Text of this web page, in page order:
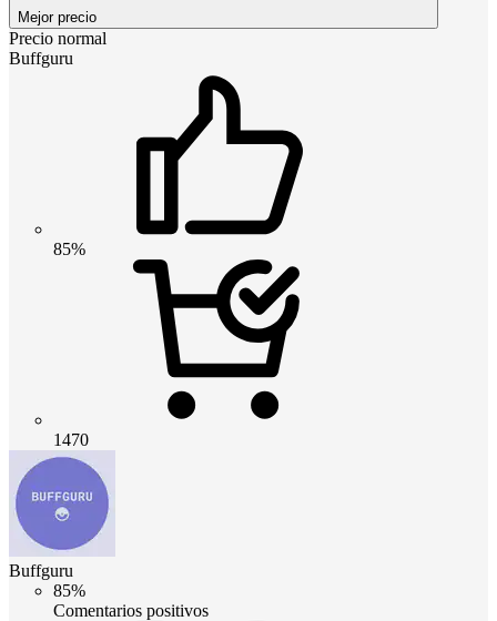
Mejor precio
Precio normal
Buffguru
85%
1470
Buffguru
85%
Comentarios positivos